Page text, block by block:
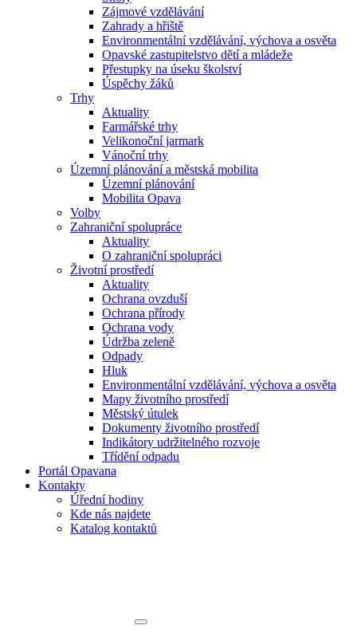
Zájmové vzdělávání
Zahrady a hřiště
Environmentální vzdělávání, výchova a osvěta
Opavské zastupitelstvo dětí a mládeže
Přestupky na úseku školství
Úspěchy žáků
Trhy
Aktuality
Farmářské trhy
Velikonoční jarmark
Vánoční trhy
Územní plánování a městská mobilita
Územní plánování
Mobilita Opava
Volby
Zahraniční spolupráce
Aktuality
O zahraniční spolupráci
Životní prostředí
Aktuality
Ochrana ovzduší
Ochrana přírody
Ochrana vody
Údržba zeleně
Odpady
Hluk
Environmentální vzdělávání, výchova a osvěta
Mapy životního prostředí
Městský útulek
Dokumenty životního prostředí
Indikátory udržitelného rozvoje
Třídění odpadu
Portál Opavana
Kontakty
Úřední hodiny
Kde nás najdete
Katalog kontaktů